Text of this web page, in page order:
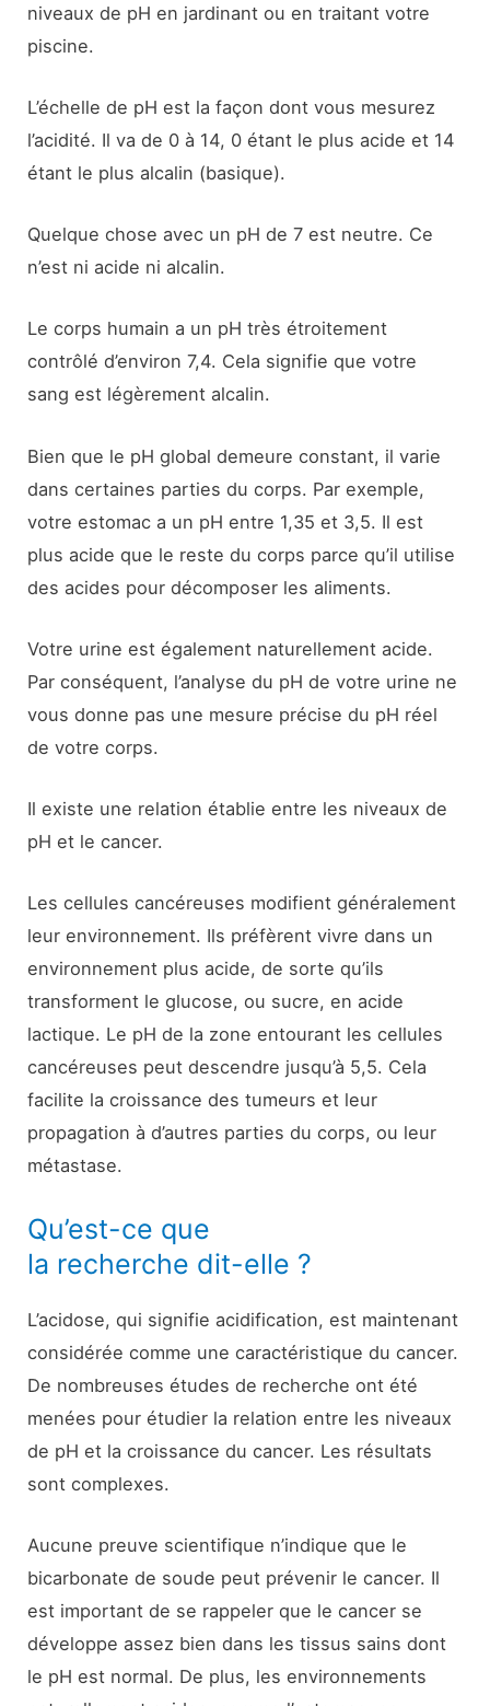
niveaux de pH en jardinant ou en traitant votre
piscine.
L’échelle de pH est la façon dont vous mesurez
l’acidité. Il va de 0 à 14, 0 étant le plus acide et 14
étant le plus alcalin (basique).
Quelque chose avec un pH de 7 est neutre. Ce
n’est ni acide ni alcalin.
Le corps humain a un pH très étroitement
contrôlé d’environ 7,4. Cela signifie que votre
sang est légèrement alcalin.
Bien que le pH global demeure constant, il varie
dans certaines parties du corps. Par exemple,
votre estomac a un pH entre 1,35 et 3,5. Il est
plus acide que le reste du corps parce qu’il utilise
des acides pour décomposer les aliments.
Votre urine est également naturellement acide.
Par conséquent, l’analyse du pH de votre urine ne
vous donne pas une mesure précise du pH réel
de votre corps.
Il existe une relation établie entre les niveaux de
pH et le cancer.
Les cellules cancéreuses modifient généralement
leur environnement. Ils préfèrent vivre dans un
environnement plus acide, de sorte qu’ils
transforment le glucose, ou sucre, en acide
lactique. Le pH de la zone entourant les cellules
cancéreuses peut descendre jusqu’à 5,5. Cela
facilite la croissance des tumeurs et leur
propagation à d’autres parties du corps, ou leur
métastase.
Qu’est-ce que
la recherche dit-elle ?
L’acidose, qui signifie acidification, est maintenant
considérée comme une caractéristique du cancer.
De nombreuses études de recherche ont été
menées pour étudier la relation entre les niveaux
de pH et la croissance du cancer. Les résultats
sont complexes.
Aucune preuve scientifique n’indique que le
bicarbonate de soude peut prévenir le cancer. Il
est important de se rappeler que le cancer se
développe assez bien dans les tissus sains dont
le pH est normal. De plus, les environnements